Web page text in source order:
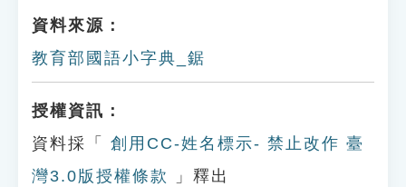
資料來源：
教育部國語小字典_鋸
授權資訊：
資料採「
創用CC-姓名標示- 禁止改作 臺
灣3.0版授權條款
」釋出